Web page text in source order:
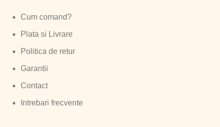
Cum comand?
Plata si Livrare
Politica de retur
Garantii
Contact
Intrebari frecvente